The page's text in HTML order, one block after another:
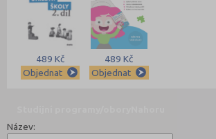
489 Kč
Objednat
489 Kč
Objednat
Název: